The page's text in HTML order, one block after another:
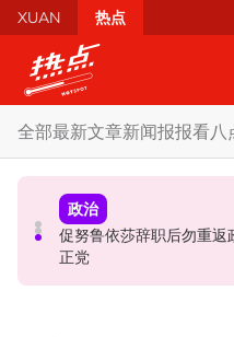
Skip to main content
XUAN 热点
全部最新文章新闻报报看八
国际
政治
炮轰哈
政治
促努鲁依莎辞职后勿重返政坛 罗诗雅：给他人机
正党